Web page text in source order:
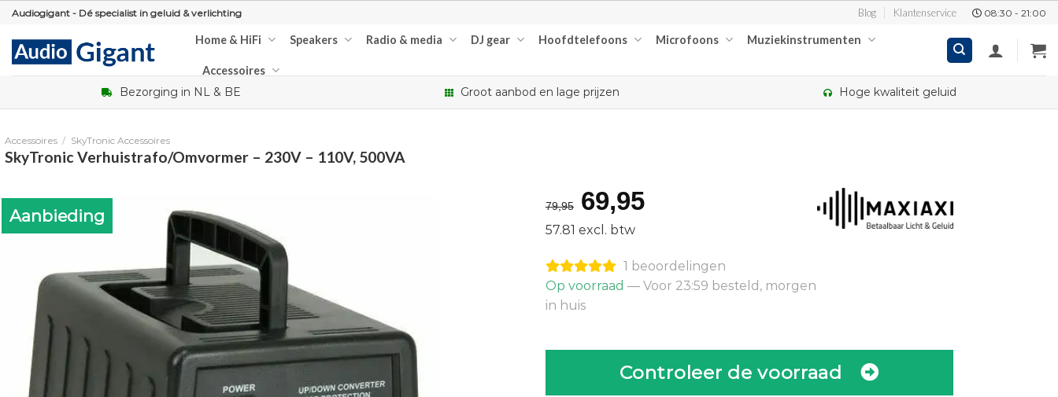
Skip
content
Audiogigant - Dé specialist in geluid & verlichting Blog Klantenservice 08:30 - 21:00
Home & HiFi Speakers Radio & media DJ gear Hoofdtelefoons Microfoons Muziekinstrumenten
Accessoires
Bezorging in NL & BE Groot aanbod en lage prijzen Hoge kwaliteit geluid
Accessoires / SkyTronic Accessoires
SkyTronic Verhuistrafo/Omvormer – 230V – 110V, 500VA
Aanbieding 79,95
Oorspronkelijke
prijs
was:
€79,95.
69,95Huidige
€69,95.
57.81 excl. btw
1 beoordelingen
Op voorraad — Voor 23:59 besteld, morgen
in huis
Controleer de voorraad